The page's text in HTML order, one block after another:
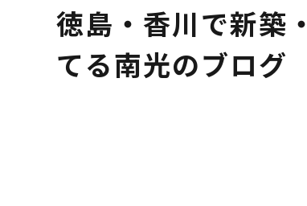
徳島・香川で新築
てる南光のブログ